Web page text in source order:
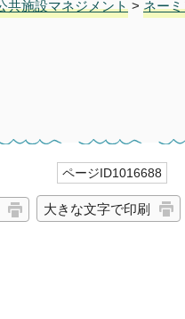
共施設マネジメント > ネー
ページID1016688
大きな文字で印刷